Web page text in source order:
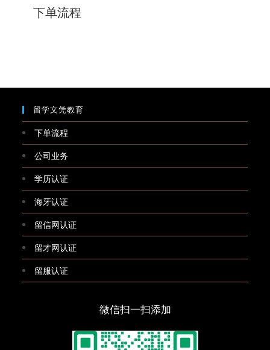
下单流程
留学文凭教育
下单流程
公司业务
学历认证
海牙认证
留信网认证
留才网认证
留服认证
微信扫一扫添加